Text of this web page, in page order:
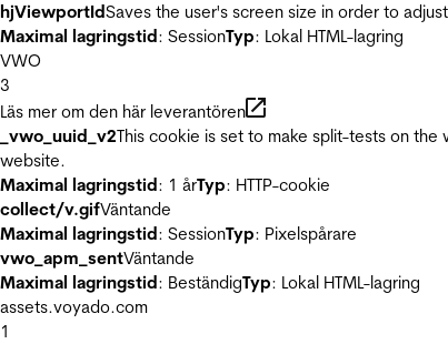
hjViewportIdSaves the user's screen size in order to
Maximal lagringstid: SessionTyp: Lokal HTML-lagring
VWO
3
Läs mer om den här leverantören
_vwo_uuid_v2This cookie is set to make split-tests on
website.
Maximal lagringstid: 1 årTyp: HTTP-cookie
collect/v.gifVäntande
Maximal lagringstid: SessionTyp: Pixelspårare
vwo_apm_sentVäntande
Maximal lagringstid: BeständigTyp: Lokal HTML-lagring
assets.voyado.com
1